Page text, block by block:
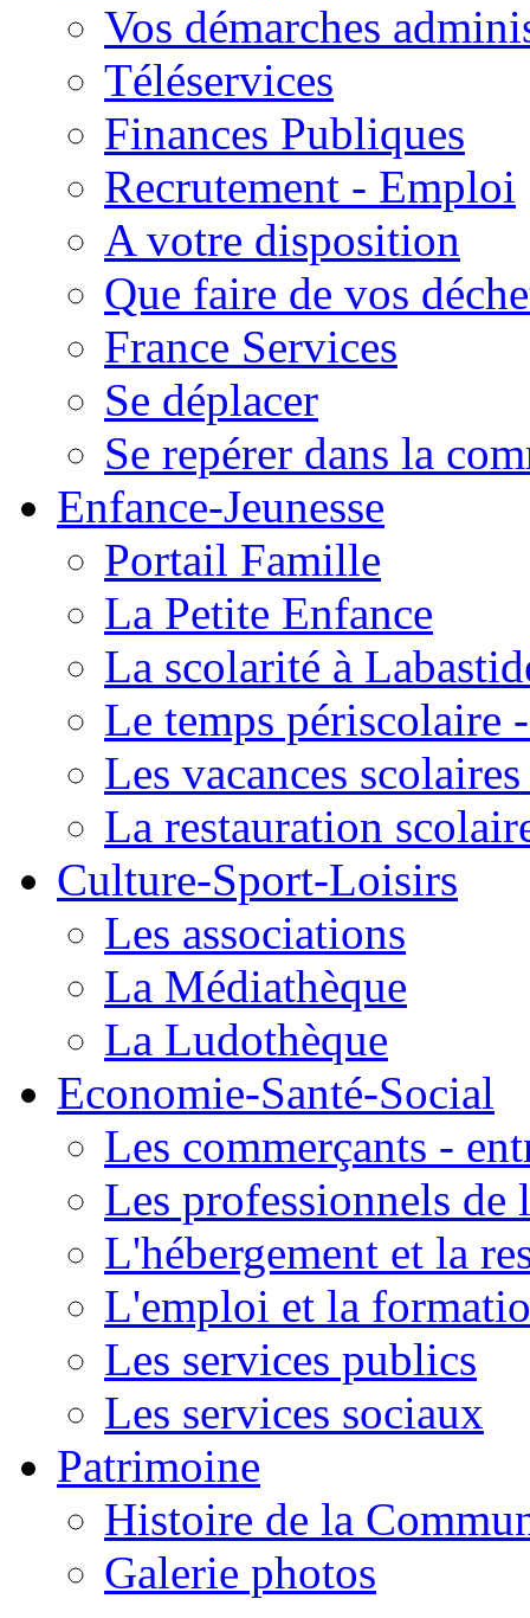
Vos démarches
Téléservices
Finances Publiques
Recrutement - Emploi
A votre disposition
Que faire de vos
France Services
Se déplacer
Se repérer dans la
Enfance-Jeunesse
Portail Famille
La Petite Enfance
La scolarité à
Le temps périscolaire
Les vacances
La restauration
Culture-Sport-Loisirs
Les associations
La Médiathèque
La Ludothèque
Economie-Santé-Social
Les commerçants -
Les professionnels de
L'hébergement et la
L'emploi et la
Les services publics
Les services sociaux
Patrimoine
Histoire de la
Galerie photos